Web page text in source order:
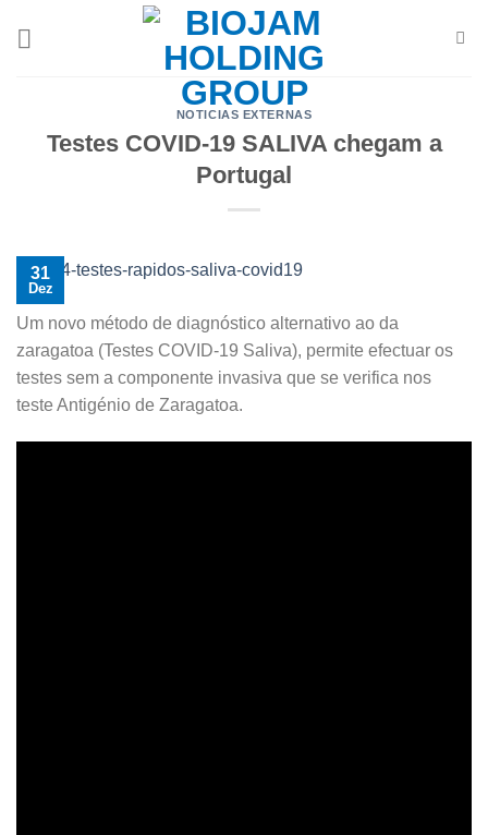
NOTICIAS EXTERNAS
Testes COVID-19 SALIVA chegam a
Portugal
31
Dez
Um novo método de diagnóstico alternativo ao da
zaragatoa (Testes COVID-19 Saliva), permite efectuar os
testes sem a componente invasiva que se verifica nos
teste Antigénio de Zaragatoa.